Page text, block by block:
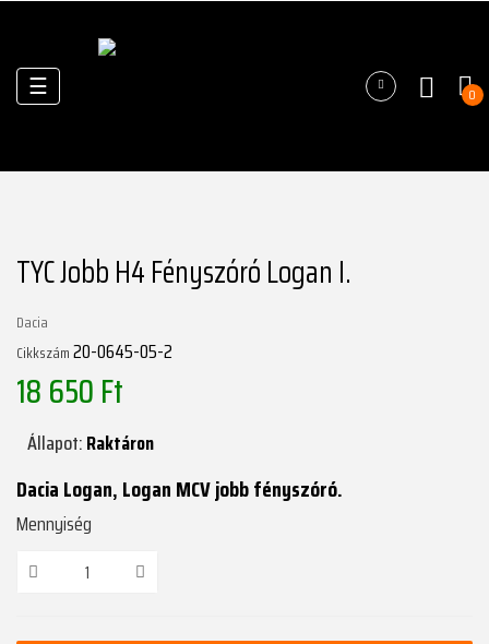
Váltás
a
☰ 0
TYC Jobb H4 Fényszóró Logan I.
Dacia
Cikkszám20-0645-05-2
18 650 Ft
Állapot:Raktáron
Dacia Logan, Logan MCV jobb fényszóró.
Mennyiség